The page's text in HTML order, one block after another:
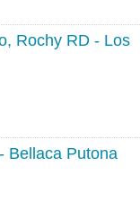
Rochy RD - Los
Bellaca Putona